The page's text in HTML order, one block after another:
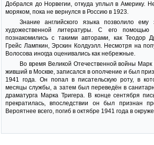
Добрался до Норвегии, откуда уплыл в Америку.
моряком, пока не вернулся в Россию в 1923.
Знание английского языка позволило ему
художественной литературы. С его помощью
познакомились с такими авторами, как Теодор
Грейс Лампкин, Эрскин Колдуэлл. Несмотря на
Волосова иногда оценивались как небрежные.
Во время Великой Отечественной войны Марк
живший в Москве, записался в ополчение и был
1941 года. Он попал в писательскую роту, в
месяцы службы, а затем был переведён в
драматурга Марка Тригера. В конце сентября
прекратилась, впоследствии он был признан
Вероятнее всего, погиб в октябре 1941 года в